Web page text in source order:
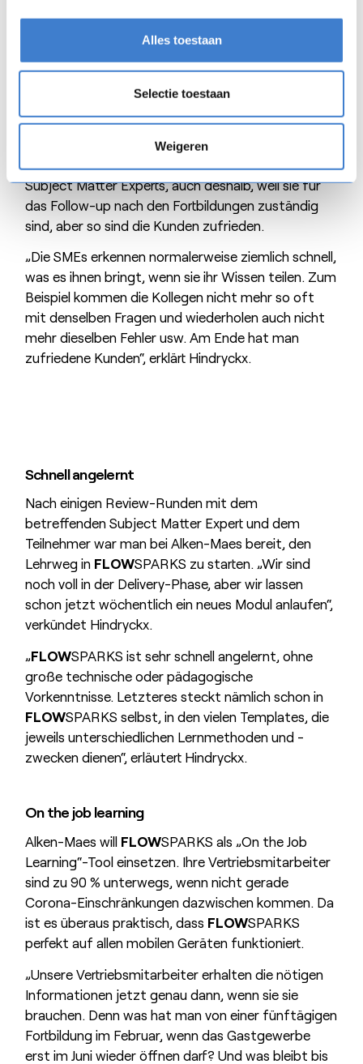
Alles toestaan
Selectie toestaan
Weigeren
den wahren Bedarf im Vertrieb zu erfassen.
Ausgangspunkt ist für sie die Frage, was ein
einwandfrei zu erledigen, und wie man den nötigen
Content erstellen kann, damit die
Vertriebsmitarbeiter diese Kenntnisse erwerben.
Das bedeutet zwar zusätzliche Arbeit für die
Subject Matter Experts, auch deshalb, weil sie für
das Follow-up nach den Fortbildungen zuständig
sind, aber so sind die Kunden zufrieden.
„Die SMEs erkennen normalerweise ziemlich schnell,
was es ihnen bringt, wenn sie ihr Wissen teilen. Zum
Beispiel kommen die Kollegen nicht mehr so oft
mit denselben Fragen und wiederholen auch nicht
mehr dieselben Fehler usw. Am Ende hat man
zufriedene Kunden“, erklärt Hindryckx.
Schnell angelernt
Nach einigen Review-Runden mit dem
betreffenden Subject Matter Expert und dem
Teilnehmer war man bei Alken-Maes bereit, den
Lehrweg in FLOWSPARKS zu starten. „Wir sind
noch voll in der Delivery-Phase, aber wir lassen
schon jetzt wöchentlich ein neues Modul anlaufen“,
verkündet Hindryckx.
„FLOWSPARKS ist sehr schnell angelernt, ohne
große technische oder pädagogische
Vorkenntnisse. Letzteres steckt nämlich schon in
FLOWSPARKS selbst, in den vielen Templates, die
jeweils unterschiedlichen Lernmethoden und -
zwecken dienen“, erläutert Hindryckx.
On the job learning
Alken-Maes will FLOWSPARKS als „On the Job
Learning“-Tool einsetzen. Ihre Vertriebsmitarbeiter
sind zu 90 % unterwegs, wenn nicht gerade
Corona-Einschränkungen dazwischen kommen. Da
ist es überaus praktisch, dass FLOWSPARKS
perfekt auf allen mobilen Geräten funktioniert.
„Unsere Vertriebsmitarbeiter erhalten die nötigen
Informationen jetzt genau dann, wenn sie sie
brauchen. Denn was hat man von einer fünftägigen
Fortbildung im Februar, wenn das Gastgewerbe
erst im Juni wieder öffnen darf? Und was bleibt bis